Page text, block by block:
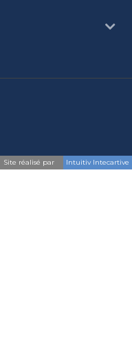
Site réalisé par Intuitiv Intecartive